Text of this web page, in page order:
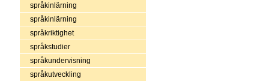
språkinlärning
språkinlärning
språkriktighet
språkstudier
språkundervisning
språkutveckling